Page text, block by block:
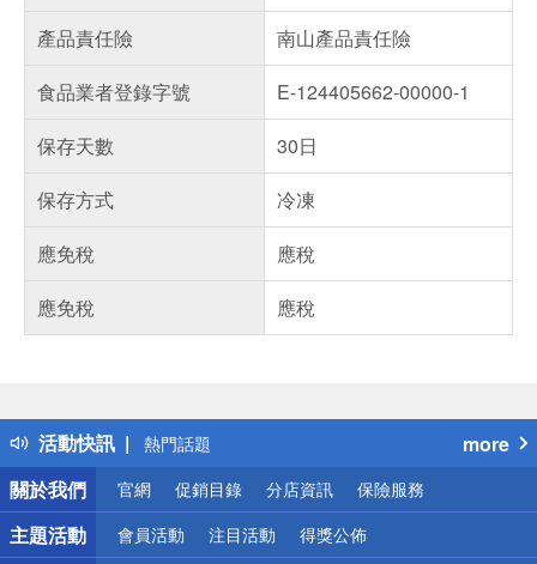
產品責任險
南山產品責任險
食品業者登錄字號
E-124405662-00000-1
保存天數
30日
保存方式
冷凍
應免稅
應稅
應免稅
應稅
活動快訊
得獎公告
熱門話題
銀行優惠
偏遠地區配送
詐騙網頁！請小心！
more
關於我們
官網 促銷目錄 分店資訊 保險服務
主題活動 會員活動 注目活動 得獎公佈